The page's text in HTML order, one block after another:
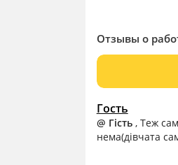
Наше ім’я
обдуреною,
виробника, за
особливих
У нашій мережі,
умовності, і
комфорту
Jinsovik —
пропозицію для
Отзывы о
Гость
@ Гість , Теж
нема(дівчата